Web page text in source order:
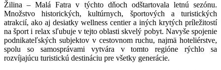
Žilina – Malá Fatra v týchto dňoch odštartovala letnú sezónu.
Množstvo historických, kultúrnych, športových a turistických
atrakcií, ako aj desiatky wellness centier a iných krytých príležitostí
na šport i relax sľubuje v tejto oblasti skvelý pobyt. Navyše spojenie
podnikateľských subjektov v cestovnom ruchu, najmä hoteliérstve,
spolu so samosprávami vytvára v tomto regióne rýchlo sa
rozvíjajúcu turistickú destináciu pre všetky generácie.